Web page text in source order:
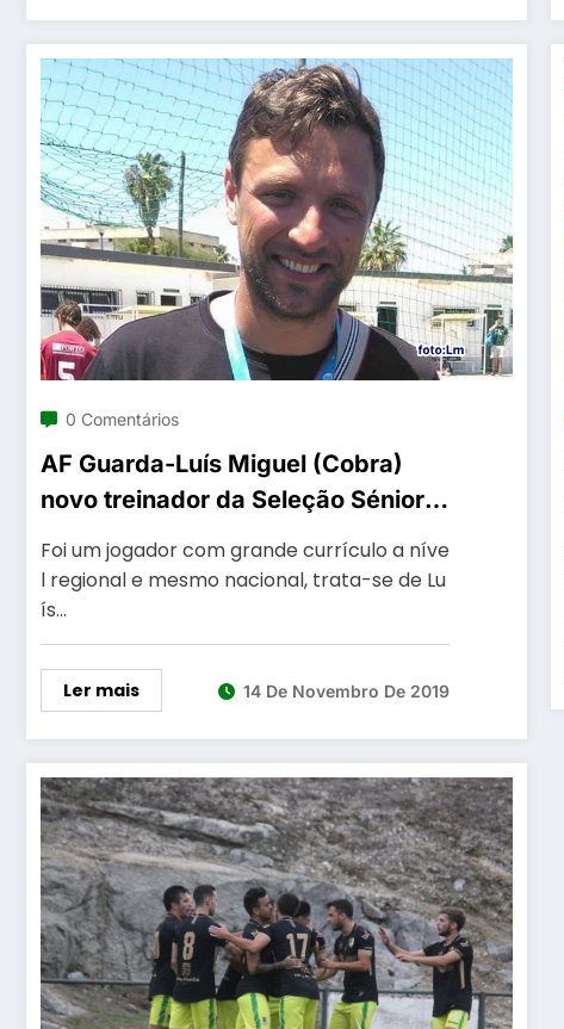
0 Comentários
AF Guarda-Luís Miguel (Cobra)
novo treinador da Seleção Sénior
de Futebol
Foi um jogador com grande currículo a níve
l regional e mesmo nacional, trata-se de Lu
ís…
Ler mais 14 De Novembro De 2019